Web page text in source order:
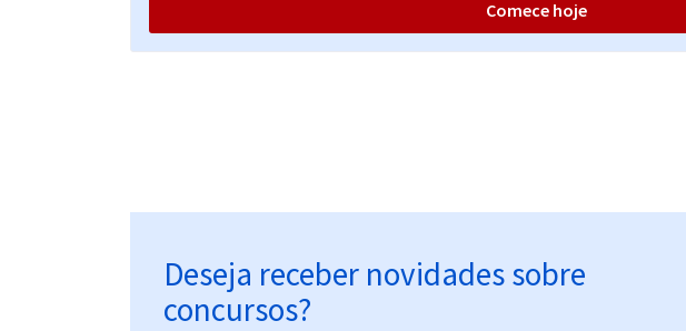
Comece hoje
Deseja receber novidades sobre
concursos?